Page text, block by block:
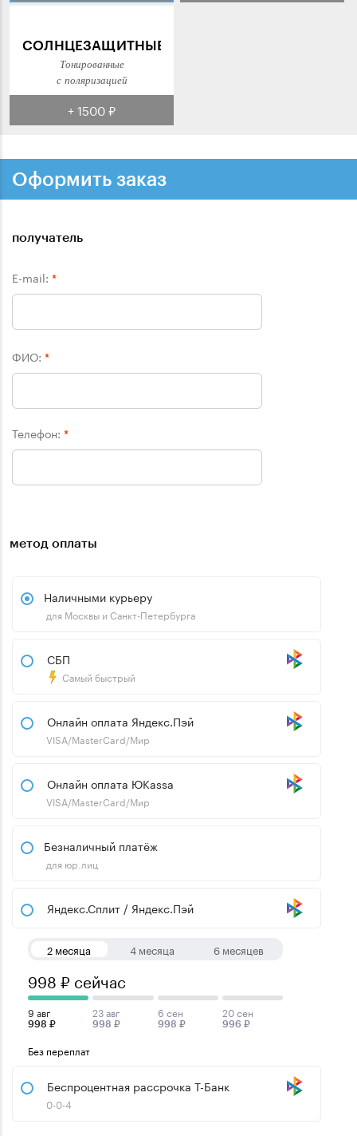
СОЛНЦЕЗАЩИТНЫЕ
Тонированные
с поляризацией
+ 1500 ₽
Оформить заказ
получатель
E-mail: *
ФИО: *
Телефон: *
метод оплаты
Наличными курьеру
для Москвы и Санкт-Петербурга
СБП
Самый быстрый
Онлайн оплата Яндекс.Пэй
VISA/MasterCard/Мир
Онлайн оплата ЮKassa
VISA/MasterCard/Мир
Безналичный платёж
для юр.лиц
Яндекс.Сплит / Яндекс.Пэй
2 месяца 4 месяца 6 месяцев
998 ₽ сейчас
9 авг
998 ₽
23 авг
998 ₽
6 сен
998 ₽
20 сен
996 ₽
Без переплат
Беспроцентная рассрочка Т-Банк
0-0-4